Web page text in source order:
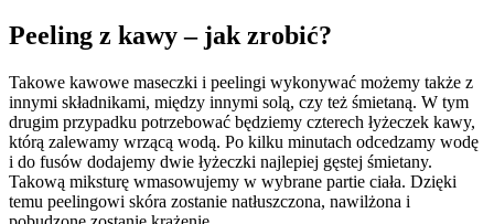
Peeling z kawy – jak zrobić?
Takowe kawowe maseczki i peelingi wykonywać możemy także z
innymi składnikami, między innymi solą, czy też śmietaną. W tym
drugim przypadku potrzebować będziemy czterech łyżeczek kawy,
którą zalewamy wrzącą wodą. Po kilku minutach odcedzamy wodę
i do fusów dodajemy dwie łyżeczki najlepiej gęstej śmietany.
Takową miksturę wmasowujemy w wybrane partie ciała. Dzięki
temu peelingowi skóra zostanie natłuszczona, nawilżona i